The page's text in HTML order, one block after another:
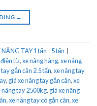
→
NÂNG TAY 1 tấn - 5 tấn
điện từ,xe nâng hàng,xe nâng
gắn cân 2.5 tấn,xe nâng tay
, giá xe nâng tay gắn cân,xe
nâng tay 2500kg, giá xe nâng
,xe nâng tay có gắn cân,xe